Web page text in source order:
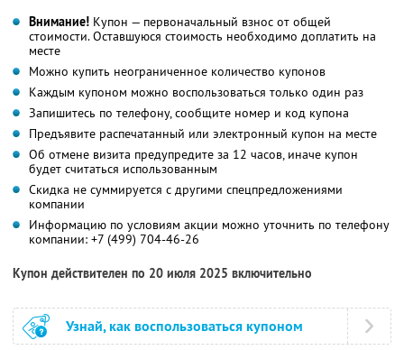
Внимание! Купон — первоначальный взнос от общей
стоимости. Оставшуюся стоимость необходимо доплатить на
месте
Можно купить неограниченное количество купонов
Каждым купоном можно воспользоваться только один раз
Запишитесь по телефону, сообщите номер и код купона
Предъявите распечатанный или электронный купон на месте
Об отмене визита предупредите за 12 часов, иначе купон
будет считаться использованным
Скидка не суммируется с другими спецпредложениями
компании
Информацию по условиям акции можно уточнить по телефону
компании: +7 (499) 704-46-26
Купон действителен по 20 июля 2025 включительно
Узнай, как воспользоваться купоном